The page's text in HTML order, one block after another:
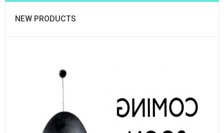
NEW PRODUCTS